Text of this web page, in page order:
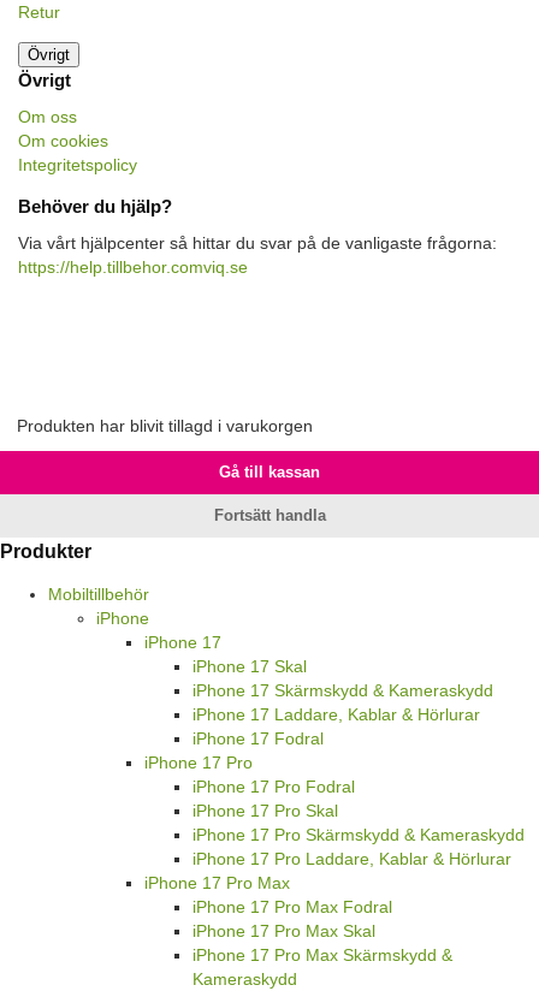
Retur
Övrigt
Övrigt
Om oss
Om cookies
Integritetspolicy
Behöver du hjälp?
Via vårt hjälpcenter så hittar du svar på de vanligaste frågorna:
https://help.tillbehor.comviq.se
Produkten har blivit tillagd i varukorgen
Gå till kassan
Fortsätt handla
Produkter
Mobiltillbehör
iPhone
iPhone 17
iPhone 17 Skal
iPhone 17 Skärmskydd & Kameraskydd
iPhone 17 Laddare, Kablar & Hörlurar
iPhone 17 Fodral
iPhone 17 Pro
iPhone 17 Pro Fodral
iPhone 17 Pro Skal
iPhone 17 Pro Skärmskydd & Kameraskydd
iPhone 17 Pro Laddare, Kablar & Hörlurar
iPhone 17 Pro Max
iPhone 17 Pro Max Fodral
iPhone 17 Pro Max Skal
iPhone 17 Pro Max Skärmskydd &
Kameraskydd